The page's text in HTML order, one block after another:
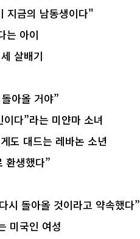
지금의 남동생이다"
는 아이
살배기
아올 거야”
다”라는 미얀마 소녀
도 대드는 레바논 소년
환생했다”
시 돌아올 것이라고 약속했다”
미국인 여성